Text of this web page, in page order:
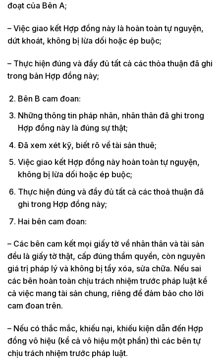
đoạt của Bên A;
– Việc giao kết Hợp đồng này là hoàn toàn tự nguyện,
dứt khoát, không bị lừa dối hoặc ép buộc;
– Thực hiện đúng và đầy đủ tất cả các thỏa thuận đã ghi
trong bản Hợp đồng này;
Bên B cam đoan:
Những thông tin pháp nhân, nhân thân đã ghi trong
Hợp đồng này là đúng sự thật;
Đã xem xét kỹ, biết rõ về tài sản thuê;
Việc giao kết Hợp đồng này hoàn toàn tự nguyện,
không bị lừa dối hoặc ép buộc;
Thực hiện đúng và đầy đủ tất cả các thoả thuận đã
ghi trong Hợp đồng này;
Hai bên cam đoan:
– Các bên cam kết mọi giấy tờ về nhân thân và tài sản
đều là giấy tờ thật, cấp đúng thẩm quyền, còn nguyên
giá trị pháp lý và không bị tẩy xóa, sửa chữa. Nếu sai
các bên hoàn toàn chịu trách nhiệm trước pháp luật kể
cả việc mang tài sản chung, riêng để đảm bảo cho lời
cam đoan trên.
– Nếu có thắc mắc, khiếu nại, khiếu kiện dẫn đến Hợp
đồng vô hiệu (kể cả vô hiệu một phần) thì các bên tự
chịu trách nhiệm trước pháp luật.